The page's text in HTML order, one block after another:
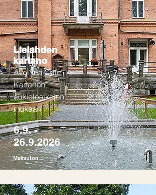
Lielahden
kartano
AvoinnaCafe
Kartanon
aukioloaikojen
mukaan
6.9. -
26.9.2026
Maksuton